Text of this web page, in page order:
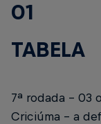
01
TABELA
7ª rodada - 03
Criciúma - a